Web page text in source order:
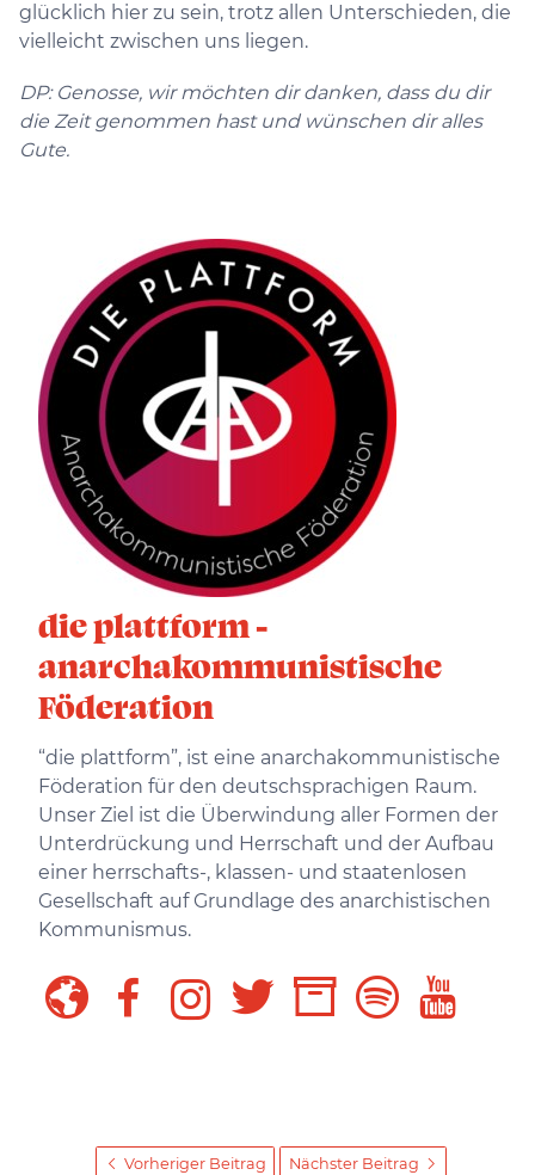
glücklich hier zu sein, trotz allen Unterschieden, die
vielleicht zwischen uns liegen.
DP: Genosse, wir möchten dir danken, dass du dir
die Zeit genommen hast und wünschen dir alles
Gute.
die plattform -
anarchakommunistische
Föderation
“die plattform”, ist eine anarchakommunistische
Föderation für den deutschsprachigen Raum.
Unser Ziel ist die Überwindung aller Formen der
Unterdrückung und Herrschaft und der Aufbau
einer herrschafts-, klassen- und staatenlosen
Gesellschaft auf Grundlage des anarchistischen
Kommunismus.
Vorheriger Beitrag Nächster Beitrag